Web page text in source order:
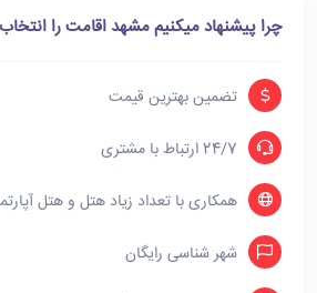
چرا پیشنهاد میکنیم مشهد اقامت را
تضمین بهترین قیمت
24/7 ارتباط با مشتری
همکاری با تعداد زیاد هتل و هتل
شهر شناسی رایگان